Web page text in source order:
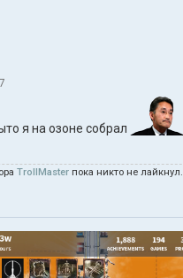
я на озоне собрал
TrollMaster пока никто не лайкнул.